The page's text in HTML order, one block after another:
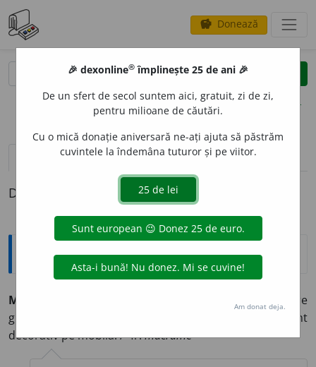
savings Donează
clear
opțiuni
definiții (1)
Definiția cu ID-ul 342029:
Explicative DEX
MACRAM
Împletitură de mână făcută din fire
groase și folosită în calitate de franjuri sau ca element
decorativ pe mobilă. /<fr.macramé
🎉 dexonline® împlinește 25 de ani 🎉
De un sfert de secol suntem aici, gratuit, zi de zi,
pentru milioane de căutări.
Cu o mică donație aniversară ne-ați ajuta să păstrăm
cuvintele la îndemâna tuturor și pe viitor.
Am donat deja.